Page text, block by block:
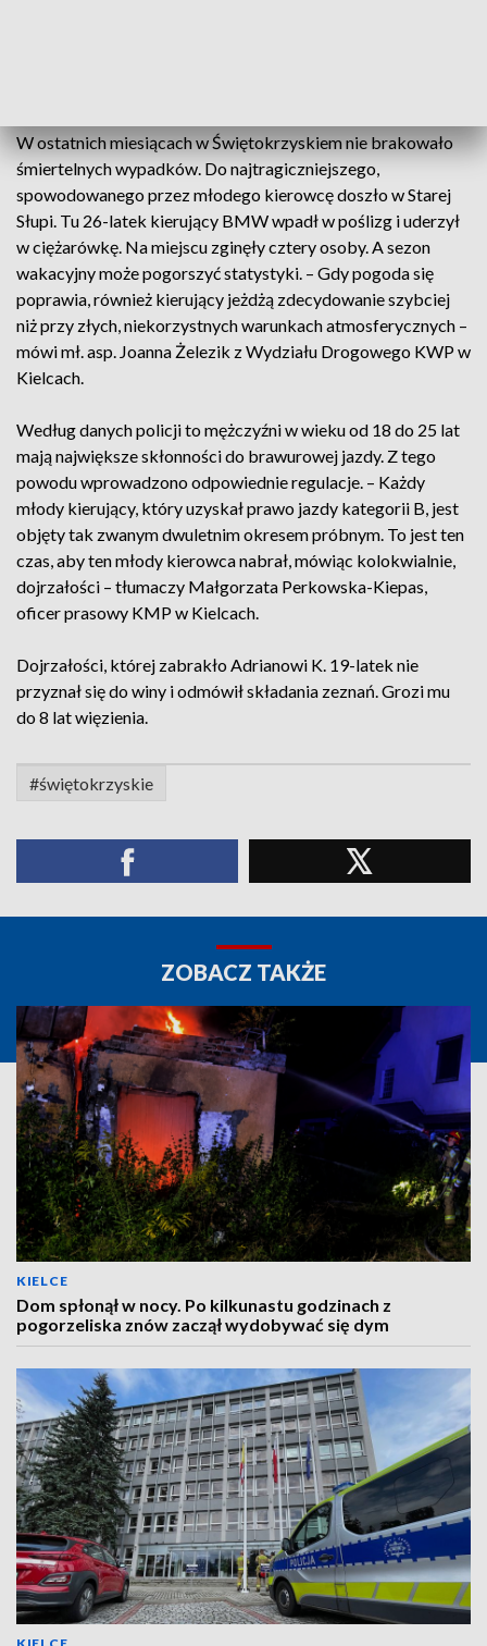
W ostatnich miesiącach w Świętokrzyskiem nie brakowało
śmiertelnych wypadków. Do najtragiczniejszego,
spowodowanego przez młodego kierowcę doszło w Starej
Słupi. Tu 26-latek kierujący BMW wpadł w poślizg i uderzył
w ciężarówkę. Na miejscu zginęły cztery osoby. A sezon
wakacyjny może pogorszyć statystyki. – Gdy pogoda się
poprawia, również kierujący jeżdżą zdecydowanie szybciej
niż przy złych, niekorzystnych warunkach atmosferycznych –
mówi mł. asp. Joanna Żelezik z Wydziału Drogowego KWP w
Kielcach.
Według danych policji to mężczyźni w wieku od 18 do 25 lat
mają największe skłonności do brawurowej jazdy. Z tego
powodu wprowadzono odpowiednie regulacje. – Każdy
młody kierujący, który uzyskał prawo jazdy kategorii B, jest
objęty tak zwanym dwuletnim okresem próbnym. To jest ten
czas, aby ten młody kierowca nabrał, mówiąc kolokwialnie,
dojrzałości – tłumaczy Małgorzata Perkowska-Kiepas,
oficer prasowy KMP w Kielcach.
Dojrzałości, której zabrakło Adrianowi K. 19-latek nie
przyznał się do winy i odmówił składania zeznań. Grozi mu
do 8 lat więzienia.
#świętokrzyskie
ZOBACZ TAKŻE
KIELCE
Dom spłonął w nocy. Po kilkunastu godzinach z
pogorzeliska znów zaczął wydobywać się dym